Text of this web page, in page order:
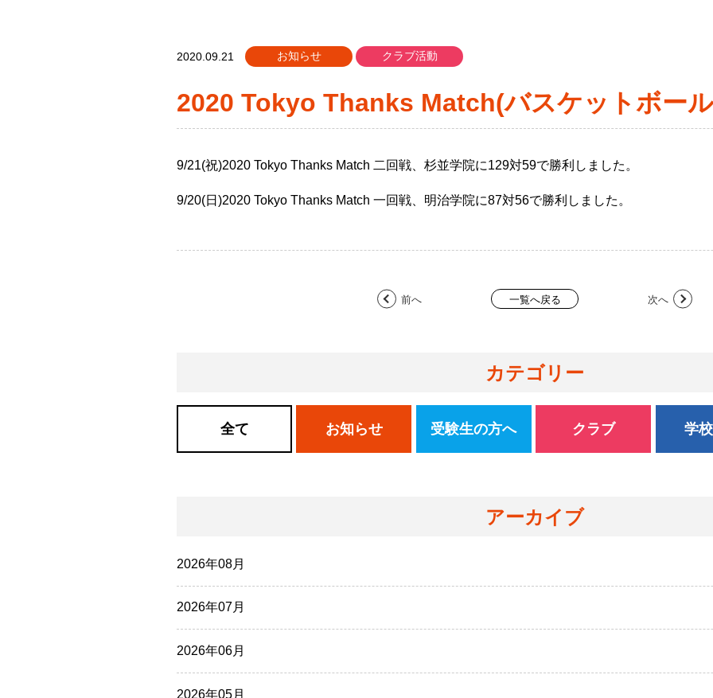
2020.09.21 お知らせ クラブ活動
2020 Tokyo Thanks Match(バスケットボー
9/21(祝)2020 Tokyo Thanks Match 二回戦、杉並学院に129対59で勝利しました。
9/20(日)2020 Tokyo Thanks Match 一回戦、明治学院に87対56で勝利しました。
前へ 一覧へ戻る 次へ
カテゴリー
全て お知らせ 受験生の方へ クラブ 学
アーカイブ
2026年08月
2026年07月
2026年06月
2026年05月